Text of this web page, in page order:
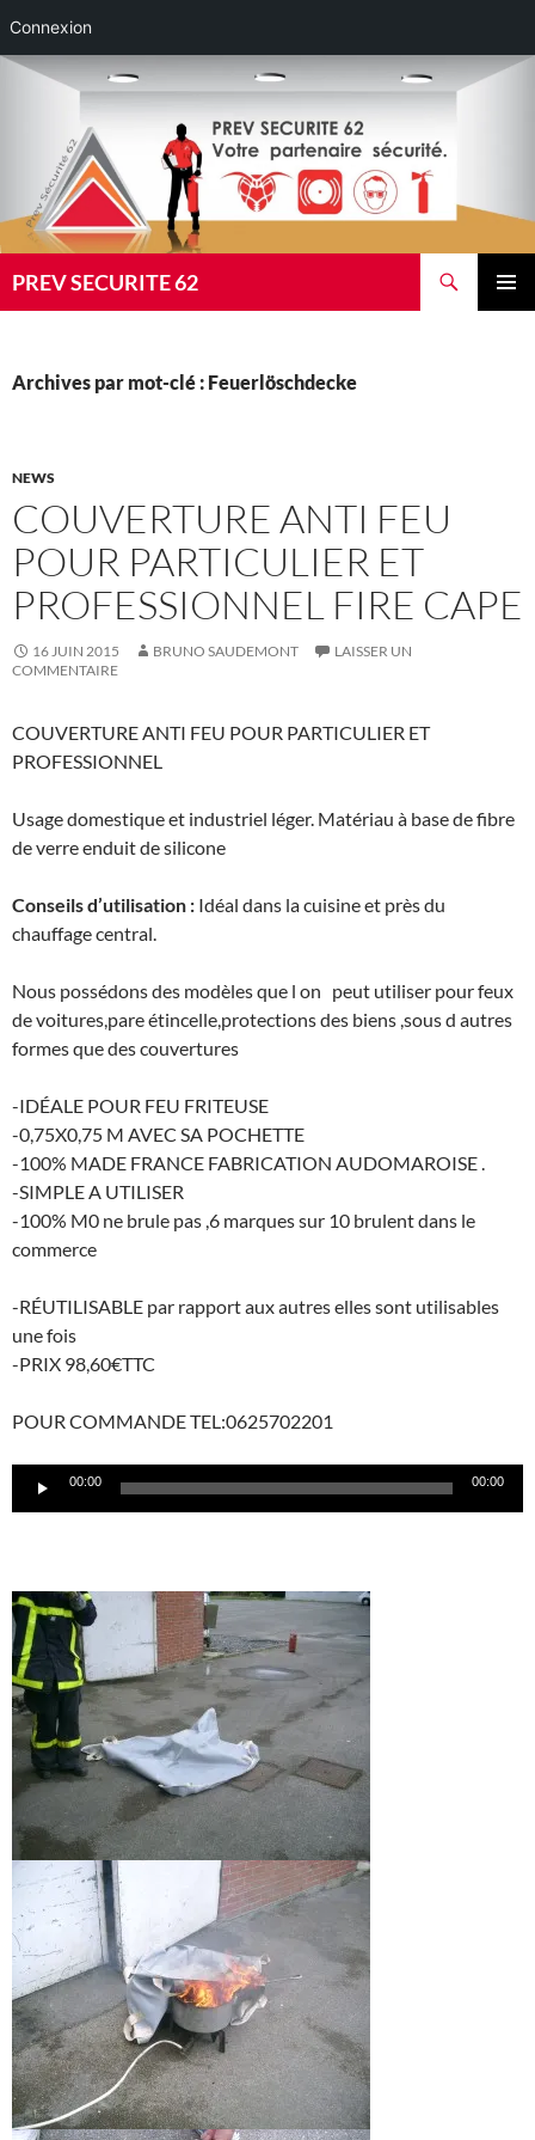
Connexion
Aller
PREV SECURITE 62
Archives par mot-clé : Feuerlöschdecke
NEWS
COUVERTURE ANTI FEU
POUR PARTICULIER ET
PROFESSIONNEL FIRE CAPE
16 JUIN 2015 BRUNO SAUDEMONT
LAISSER UN
COMMENTAIRE
COUVERTURE ANTI FEU POUR PARTICULIER ET
PROFESSIONNEL
Usage domestique et industriel léger. Matériau à base de fibre
de verre enduit de silicone
Conseils d’utilisation : Idéal dans la cuisine et près du
chauffage central.
Nous possédons des modèles que l on peut utiliser pour feux
de voitures,pare étincelle,protections des biens ,sous d autres
formes que des couvertures
-IDÉALE POUR FEU FRITEUSE
-0,75X0,75 M AVEC SA POCHETTE
-100% MADE FRANCE FABRICATION AUDOMAROISE .
-SIMPLE A UTILISER
-100% M0 ne brule pas ,6 marques sur 10 brulent dans le
commerce
-RÉUTILISABLE par rapport aux autres elles sont utilisables
une fois
-PRIX 98,60€TTC
POUR COMMANDE TEL:0625702201
Lecteur00:00 00:00